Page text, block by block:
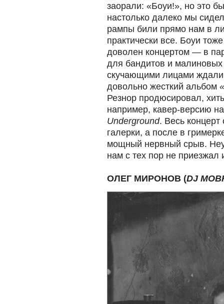
заорали: «Боуи!», но это
настолько далеко мы
рампы били прямо нам в
практически все. Боуи
доволен концертом — в
для бандитов и
скучающими лицами
довольно жесткий альбом
Резнор продюсировал,
например, кавер-версию
Underground. Весь концерт
галерки, а после в
мощный нервный срыв.
нам с тех пор не приезжал
ОЛЕГ МИРОНОВ (DJ